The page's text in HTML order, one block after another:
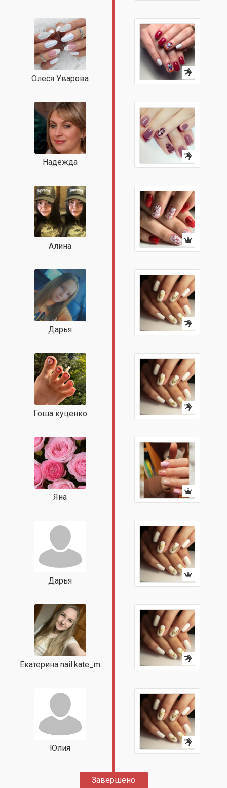
Олеся Уварова
Надежда
Алина
Дарья
Гоша куценко
Яна
Дарья
Екатерина nail.kate_m
Юлия
Завершено